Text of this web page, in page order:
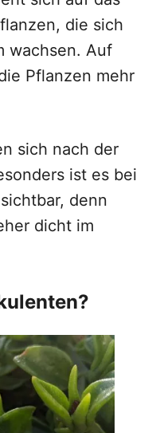
die sich
wachsen. Auf
Pflanzen mehr
sich nach der
ist es bei
denn
dicht im